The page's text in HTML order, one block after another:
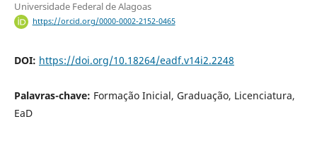
Universidade Federal de Alagoas
https://orcid.org/0000-0002-2152-0465
DOI: https://doi.org/10.18264/eadf.v14i2.2248
Palavras-chave: Formação Inicial, Graduação, Licenciatura,
EaD